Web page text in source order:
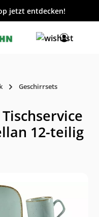
jetzt entdecken!
Geschirrsets
12-teilig